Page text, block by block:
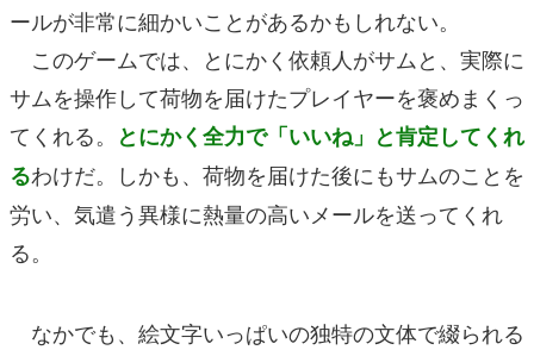
ールが非常に細かいことがあるかもしれない。
このゲームでは、とにかく依頼人がサムと、実際に
サムを操作して荷物を届けたプレイヤーを褒めまくっ
てくれる。 とにかく全力で「いいね」と肯定してくれ
るわけだ。しかも、荷物を届けた後にもサムのことを
労い、気遣う異様に熱量の高いメールを送ってくれ
る。
なかでも、絵文字いっぱいの独特の文体で綴られる